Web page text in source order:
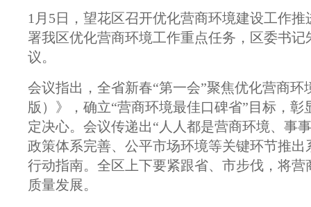
1月5日，望花区召开优化营商环境建设工作
署我区优化营商环境工作重点任务，区委书
议。
会议指出，全省新春“第一会”聚焦优化营商
版）》，确立“营商环境最佳口碑省”目标，
定决心。会议传递出“人人都是营商环境、事
政策体系完善、公平市场环境等关键环节推
行动指南。全区上下要紧跟省、市步伐，将
质量发展。